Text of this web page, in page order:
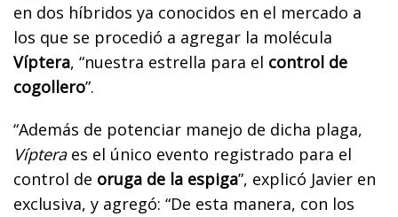
en dos híbridos ya conocidos en el mercado a
los que se procedió a agregar la molécula
Víptera, “nuestra estrella para el control de
cogollero”.
“Además de potenciar manejo de dicha plaga,
Vípteraes el único evento registrado para el
control de oruga de la espiga”, explicó Javier en
exclusiva, y agregó: “De esta manera, con los